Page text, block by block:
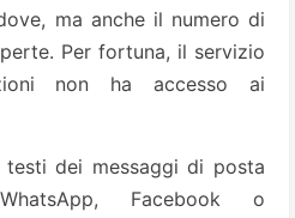
ma anche il numero di
Per fortuna, il servizio
non ha accesso ai
dei messaggi di posta
Facebook o